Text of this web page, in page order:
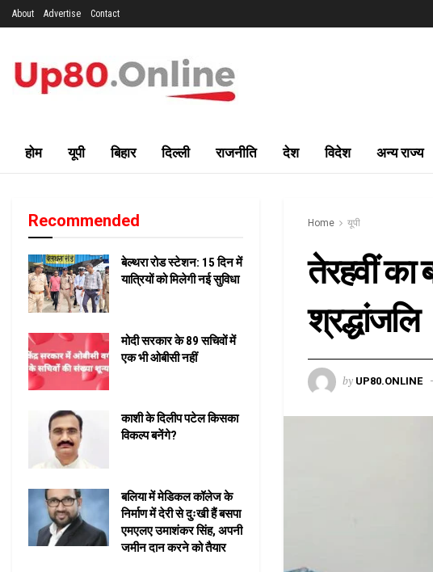
About Advertise Contact
होम यूपी बिहार दिल्ली राजनीति देश विदेश अन्य राज्य
Home यूपी
तेरहवीं का
श्रद्धांजलि
by UP80.ONLINE
Recommended
बेल्थरा रोड स्टेशन: 15 दिन में
यात्रियों को मिलेगी नई सुविधा
मोदी सरकार के 89 सचिवों में
एक भी ओबीसी नहीं
काशी के दिलीप पटेल किसका
विकल्प बनेंगे?
बलिया में मेडिकल कॉलेज के
निर्माण में देरी से दुःखी हैं बसपा
एमएलए उमाशंकर सिंह, अपनी
जमीन दान करने को तैयार